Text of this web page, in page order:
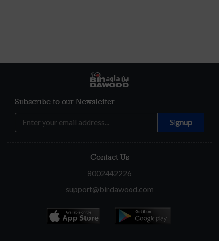
Subscribe to our Newsletter
Contact Us
8002442226
support@bindawood.com